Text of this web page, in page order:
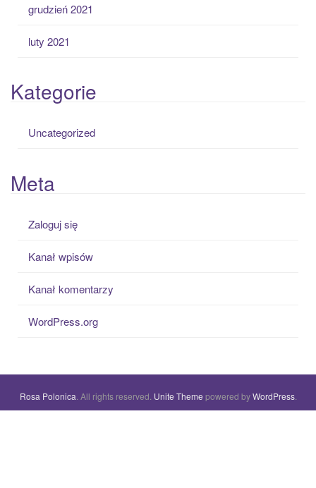
grudzień 2021
luty 2021
Kategorie
Uncategorized
Meta
Zaloguj się
Kanał wpisów
Kanał komentarzy
WordPress.org
Rosa Polonica . All rights reserved. Unite Theme powered byWordPress.